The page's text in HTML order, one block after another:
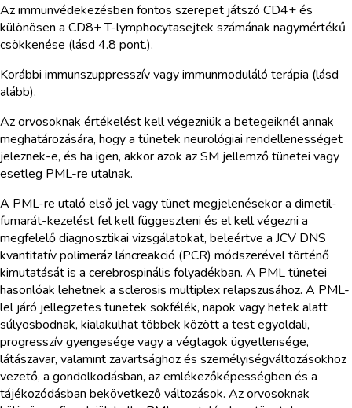
Az immunvédekezésben fontos szerepet játszó CD4+ és
különösen a CD8+ T-lymphocytasejtek számának nagymértékű
csökkenése (lásd 4.8 pont.).
Korábbi immunszuppresszív vagy immunmoduláló terápia (lásd
alább).
Az orvosoknak értékelést kell végezniük a betegeiknél annak
meghatározására, hogy a tünetek neurológiai rendellenességet
jeleznek-e, és ha igen, akkor azok az SM jellemző tünetei vagy
esetleg PML-re utalnak.
A PML-re utaló első jel vagy tünet megjelenésekor a dimetil-
fumarát-kezelést fel kell függeszteni és el kell végezni a
megfelelő diagnosztikai vizsgálatokat, beleértve a JCV DNS
kvantitatív polimeráz láncreakció (PCR) módszerével történő
kimutatását is a cerebrospinális folyadékban. A PML tünetei
hasonlóak lehetnek a sclerosis multiplex relapszusához. A PML-
lel járó jellegzetes tünetek sokfélék, napok vagy hetek alatt
súlyosbodnak, kialakulhat többek között a test egyoldali,
progresszív gyengesége vagy a végtagok ügyetlensége,
látászavar, valamint zavartsághoz és személyiségváltozásokhoz
vezető, a gondolkodásban, az emlékezőképességben és a
tájékozódásban bekövetkező változások. Az orvosoknak